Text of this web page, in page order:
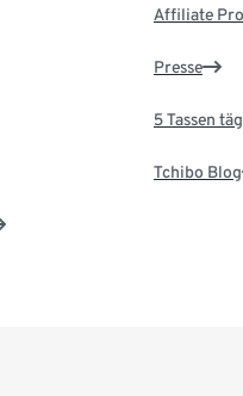
Affiliate
Presse
5 Tassen
Tchibo Blog